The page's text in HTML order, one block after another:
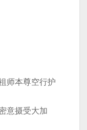
师本尊空行护
意摄受大加